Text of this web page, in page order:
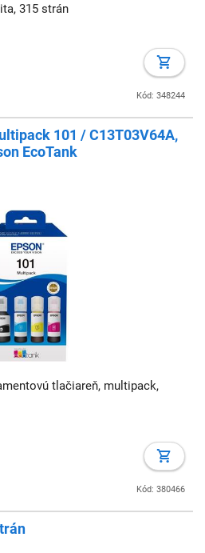
315 strán
Kód: 348244
101 / C13T03V64A,
EcoTank
tlačiareň, multipack,
Kód: 380466